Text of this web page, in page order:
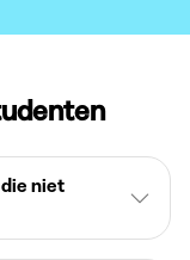
niet